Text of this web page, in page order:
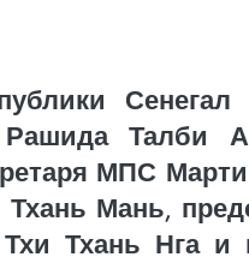
Талби
МПС
Мань,
Тхань Нга и